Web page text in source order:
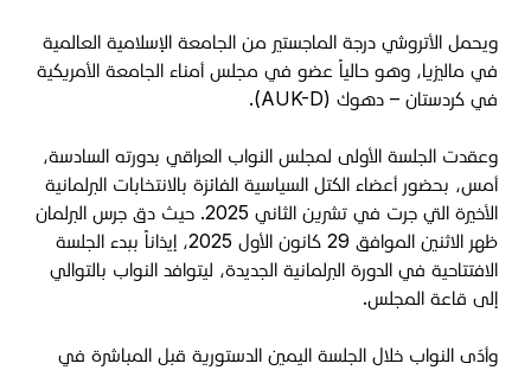
ويحمل الأتروشي درجة الماجستير من الجامعة الإسلامية العالمية
في ماليزيا، وهو حالياً عضو في مجلس أمناء الجامعة الأمريكية
في كردستان – دهوك (AUK-D).
وعقدت الجلسة الأولى لمجلس النواب العراقي بدورته السادسة،
أمس، بحضور أعضاء الكتل السياسية الفائزة بالانتخابات البرلمانية
الأخيرة التي جرت في تشرين الثاني 2025. حيث دق جرس البرلمان
ظهر الاثنين الموافق 29 كانون الأول 2025، إيذاناً ببدء الجلسة
الافتتاحية في الدورة البرلمانية الجديدة، ليتوافد النواب بالتوالي
إلى قاعة المجلس.
وأدّى النواب خلال الجلسة اليمين الدستورية قبل المباشرة في